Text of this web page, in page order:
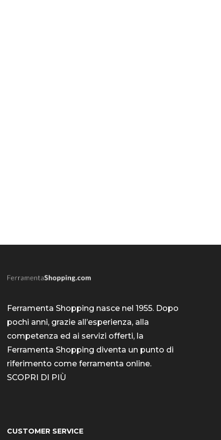
Ferramenta Shopping nasce nel 1955. Dopo
pochi anni, grazie all’esperienza, alla
competenza ed ai servizi offerti, la
Ferramenta Shopping diventa un punto di
riferimento come ferramenta online.
SCOPRI DI PIÙ
CUSTOMER SERVICE